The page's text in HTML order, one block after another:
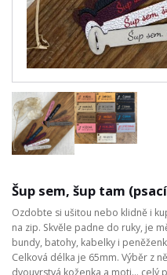
Šup sem, šup tam
Ozdobte si ušitou nebo klidně i
na zip. Skvěle padne do ruky, je
bundy, batohy, kabelky i
Celková délka je 65mm. Výběr z